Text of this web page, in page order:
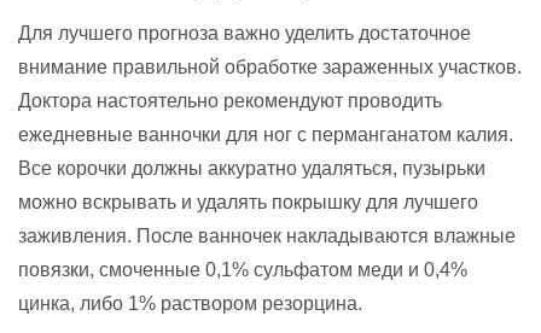
Для лучшего прогноза важно уделить достаточное
внимание правильной обработке зараженных участков.
Доктора настоятельно рекомендуют проводить
ежедневные ванночки для ног с перманганатом калия.
Все корочки должны аккуратно удаляться, пузырьки
можно вскрывать и удалять покрышку для лучшего
заживления. После ванночек накладываются влажные
повязки, смоченные 0,1% сульфатом меди и 0,4%
цинка, либо 1% раствором резорцина.